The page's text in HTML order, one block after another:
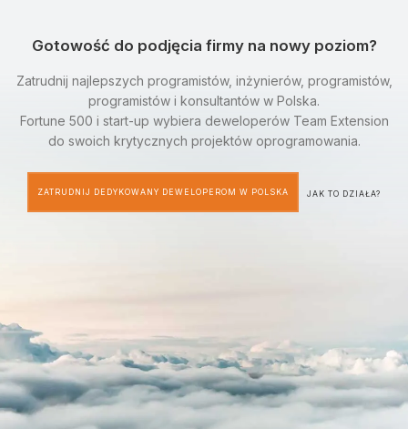
Gotowość do podjęcia firmy na nowy poziom?
Zatrudnij najlepszych programistów, inżynierów, programistów,
programistów i konsultantów w Polska.
Fortune 500 i start-up wybiera deweloperów Team Extension
do swoich krytycznych projektów oprogramowania.
ZATRUDNIJ DEDYKOWANY DEWELOPEROM W POLSKA JAK TO DZIAŁA?